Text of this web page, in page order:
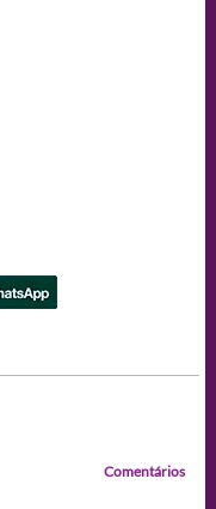
Comentários